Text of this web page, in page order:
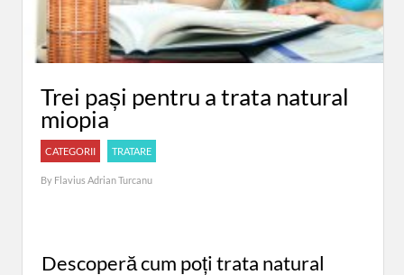
Trei pași pentru a trata natural
miopia
CATEGORII TRATARE
By Flavius Adrian Turcanu
Descoperă cum poți trata natural